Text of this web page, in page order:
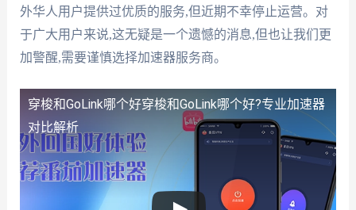
外华人用户提供过优质的服务,但近期不幸停止运营。对
于广大用户来说,这无疑是一个遗憾的消息,但也让我们更
加警醒,需要谨慎选择加速器服务商。
穿梭和GoLink哪个好穿梭和GoLink哪个好?专业加速器
对比解析